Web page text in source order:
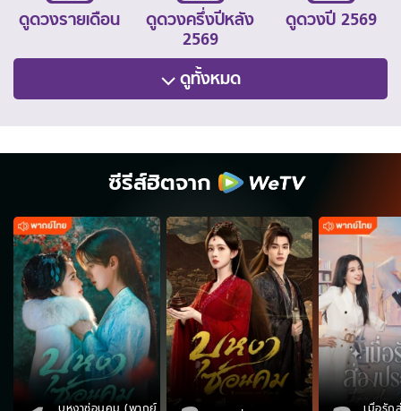
ดูดวงรายเดือน
ดูดวงครึ่งปีหลัง
2569
ดูดวงปี 2569
ดูทั้งหมด
ซีรีส์ฮิตจาก